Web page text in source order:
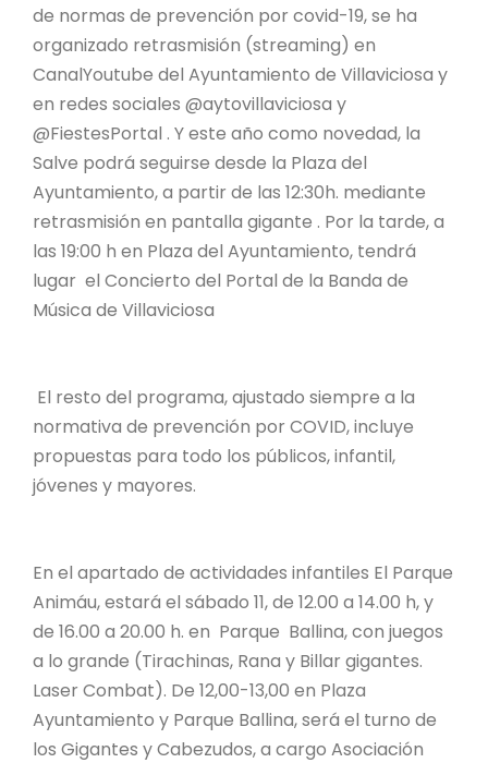
de normas de prevención por covid-19, se ha
organizado retrasmisión (streaming) en
CanalYoutube del Ayuntamiento de Villaviciosa y
en redes sociales @aytovillaviciosa y
@FiestesPortal . Y este año como novedad, la
Salve podrá seguirse desde la Plaza del
Ayuntamiento, a partir de las 12:30h. mediante
retrasmisión en pantalla gigante . Por la tarde, a
las 19:00 h en Plaza del Ayuntamiento, tendrá
lugar el Concierto del Portal de la Banda de
Música de Villaviciosa
El resto del programa, ajustado siempre a la
normativa de prevención por COVID, incluye
propuestas para todo los públicos, infantil,
jóvenes y mayores.
En el apartado de actividades infantiles El Parque
Animáu, estará el sábado 11, de 12.00 a 14.00 h, y
de 16.00 a 20.00 h. en Parque Ballina, con juegos
a lo grande (Tirachinas, Rana y Billar gigantes.
Laser Combat). De 12,00-13,00 en Plaza
Ayuntamiento y Parque Ballina, será el turno de
los Gigantes y Cabezudos, a cargo Asociación